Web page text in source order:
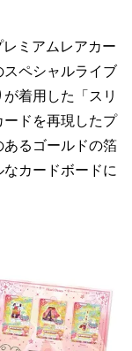
レミアムレアカー
スペシャルライブ
着用した「スリ
ドを再現したプ
あるゴールドの箔
カードボードに